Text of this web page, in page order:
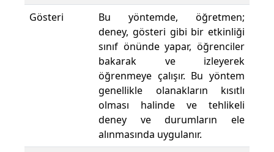
Gösteri
Bu yöntemde, öğretmen;
deney, gösteri gibi bir etkinliği
sınıf önünde yapar, öğrenciler
bakarak ve izleyerek
öğrenmeye çalışır. Bu yöntem
genellikle olanakların kısıtlı
olması halinde ve tehlikeli
deney ve durumların ele
alınmasında uygulanır.